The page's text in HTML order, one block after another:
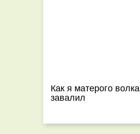
Как я матерого волка
завалил